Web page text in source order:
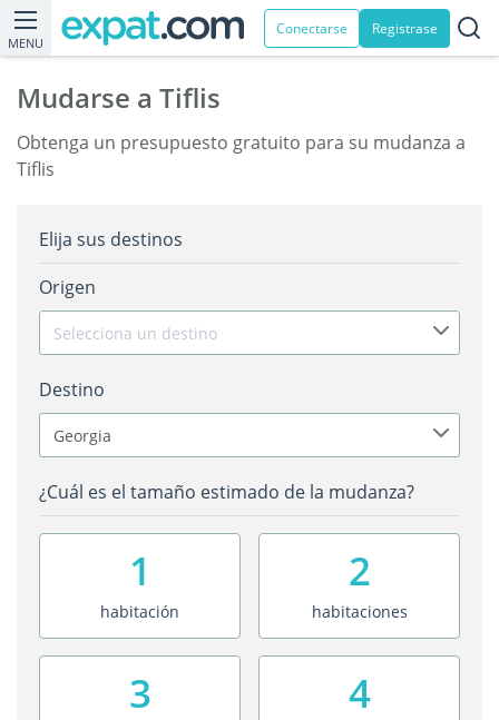
MENU
Conectarse Registrase
Mudarse a Tiflis
Obtenga un presupuesto gratuito para su mudanza a
Tiflis
Elija sus destinos
Origen
Selecciona un destino
Destino
Georgia
¿Cuál es el tamaño estimado de la mudanza?
1
habitación
2
habitaciones
3 4